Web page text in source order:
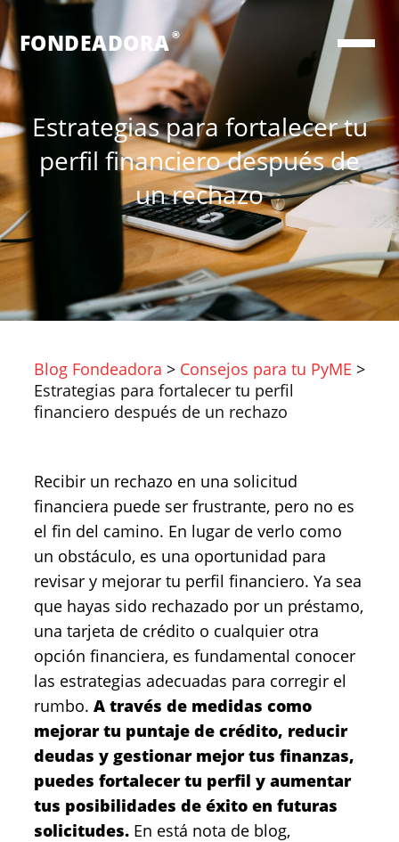
FONDEADORA®
Estrategias para fortalecer tu
perfil financiero después de
un rechazo
Blog Fondeadora > Consejos para tu PyME >
Estrategias para fortalecer tu perfil
financiero después de un rechazo
Recibir un rechazo en una solicitud
financiera puede ser frustrante, pero no es
el fin del camino. En lugar de verlo como
un obstáculo, es una oportunidad para
revisar y mejorar tu perfil financiero. Ya sea
que hayas sido rechazado por un préstamo,
una tarjeta de crédito o cualquier otra
opción financiera, es fundamental conocer
las estrategias adecuadas para corregir el
rumbo. A través de medidas como
mejorar tu puntaje de crédito, reducir
deudas y gestionar mejor tus finanzas,
puedes fortalecer tu perfil y aumentar
tus posibilidades de éxito en futuras
solicitudes. En está nota de blog,